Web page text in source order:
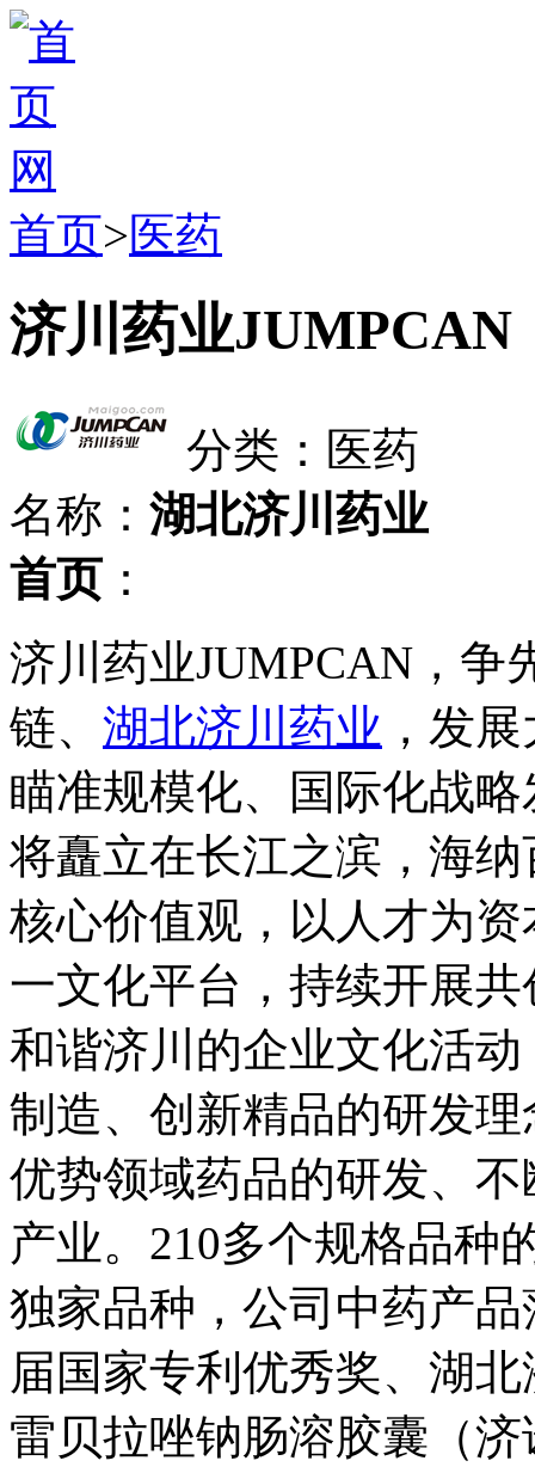
首页>医药
济川药业JUMPCAN
分类：医药
名称： 湖北济川药业
首页 ：
济川药业JUMPCAN，争
链、 湖北济川药业 ，发
瞄准规模化、国际化战
将矗立在长江之滨，海
核心价值观，以人才为
一文化平台，持续开展
和谐济川的企业文化活
制造、创新精品的研发
优势领域药品的研发、
产业。210多个规格品种
独家品种，公司中药产
届国家专利优秀奖、湖
雷贝拉唑钠肠溶胶囊（